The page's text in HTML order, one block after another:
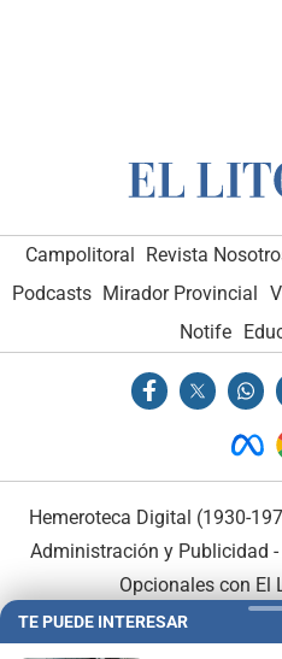
Campolitoral Revista
Podcasts Mirador Provincial
Notife
Hemeroteca Digital (1930-
Administración y Publicidad -
Opcionales con El
TE PUEDE INTERESAR